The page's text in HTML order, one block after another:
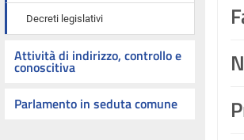
Decreti legislativi
Attività di indirizzo, controllo e
conoscitiva
Parlamento in seduta comune